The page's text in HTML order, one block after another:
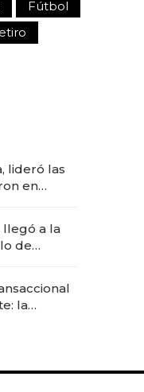
Fútbol
lideró las
en
llegó a la
de
la